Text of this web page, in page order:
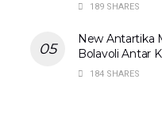
189 SHARES
New Antartika
Bolavoli Antar
184 SHARES